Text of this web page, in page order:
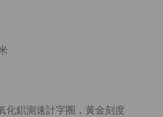
化鋁測速計字圈，黃金刻度